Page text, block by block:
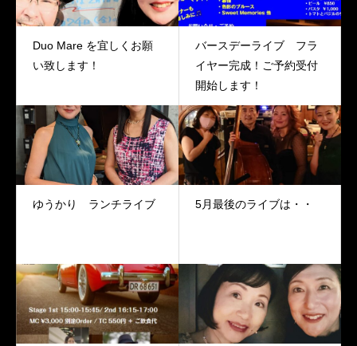
Duo Mare を宜しくお願
い致します！
バースデーライブ フラ
イヤー完成！ご予約受付
開始します！
ゆうかり ランチライブ 5月最後のライブは・・